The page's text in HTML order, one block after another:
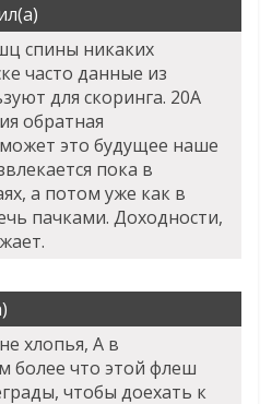
спины никаких
часто данные из
для скоринга. 20А
обратная
может это будущее наше
пока в
а потом уже как в
пачками. Доходности,
хлопья, А в
более что этой флеш
чтобы доехать к